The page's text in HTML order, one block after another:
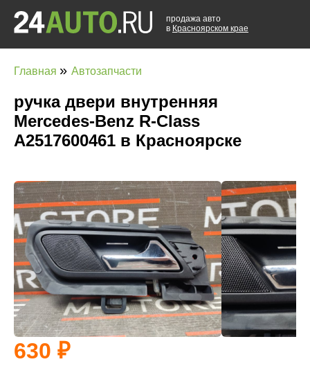
продажа авто
в Красноярском крае
Главная » Автозапчасти
ручка двери внутренняя
Mercedes-Benz R-Class
A2517600461 в Красноярске
630